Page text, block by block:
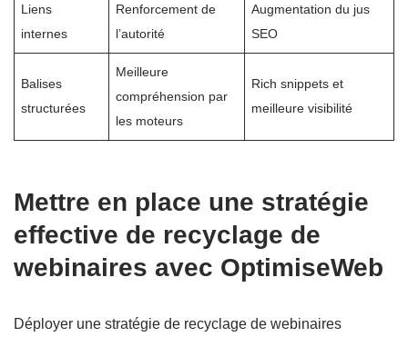
Liens
internes
Renforcement de
l’autorité
Augmentation du jus
SEO
Balises
structurées
Meilleure
compréhension par
les moteurs
Rich snippets et
meilleure visibilité
Mettre en place une stratégie
effective de recyclage de
webinaires avec OptimiseWeb
Déployer une stratégie de recyclage de webinaires